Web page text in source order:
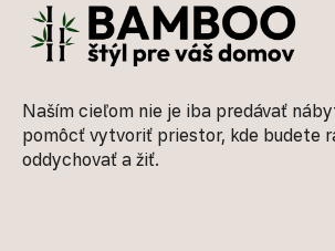
Naším cieľom nie je iba predávať
pomôcť vytvoriť priestor, kde budete
oddychovať a žiť.